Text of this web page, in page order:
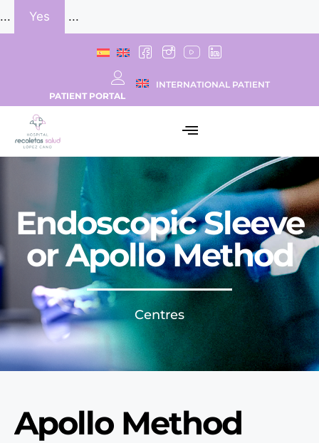
... Yes ...
PATIENT PORTAL
INTERNATIONAL PATIENT
Endoscopic Sleeve
or Apollo Method
Centres
Apollo Method